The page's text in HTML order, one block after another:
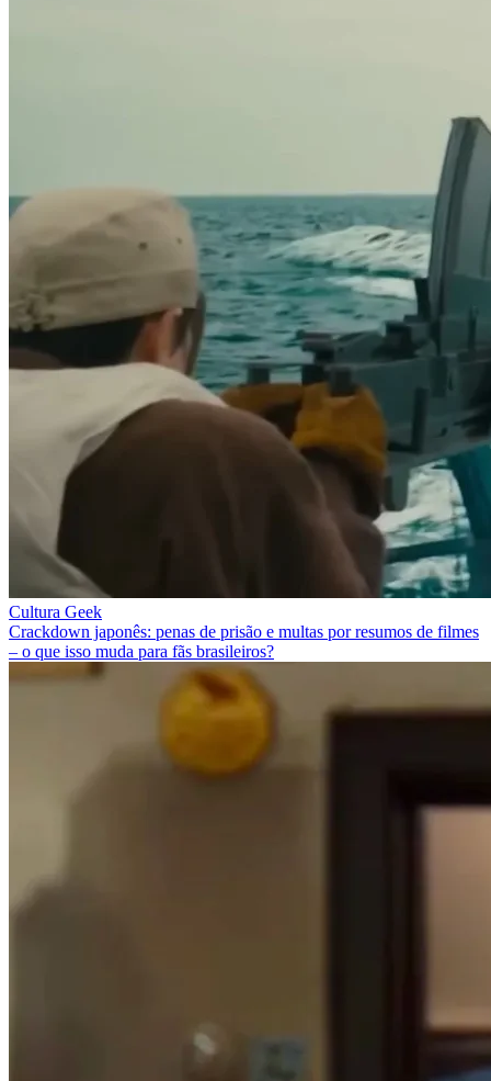
Cultura Geek
Crackdown japonês: penas de prisão e multas por resumos de filmes
– o que isso muda para fãs brasileiros?